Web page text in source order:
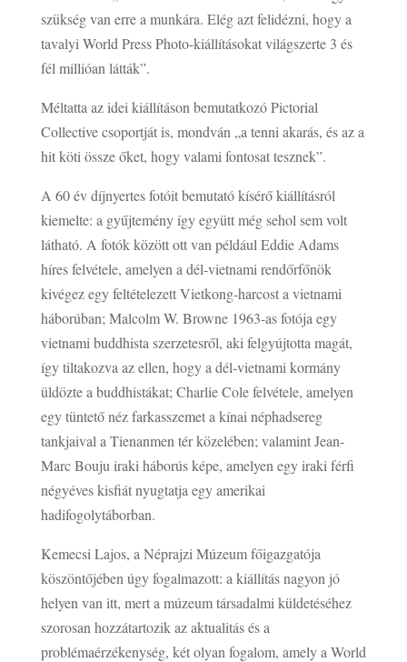
szükség van erre a munkára. Elég azt felidézni, hogy a
tavalyi World Press Photo-kiállításokat világszerte 3 és
fél millióan látták”.
Méltatta az idei kiállításon bemutatkozó Pictorial
Collective csoportját is, mondván „a tenni akarás, és az a
hit köti össze őket, hogy valami fontosat tesznek”.
A 60 év díjnyertes fotóit bemutató kísérő kiállításról
kiemelte: a gyűjtemény így együtt még sehol sem volt
látható. A fotók között ott van például Eddie Adams
híres felvétele, amelyen a dél-vietnami rendőrfőnök
kivégez egy feltételezett Vietkong-harcost a vietnami
háborúban; Malcolm W. Browne 1963-as fotója egy
vietnami buddhista szerzetesről, aki felgyújtotta magát,
így tiltakozva az ellen, hogy a dél-vietnami kormány
üldözte a buddhistákat; Charlie Cole felvétele, amelyen
egy tüntető néz farkasszemet a kínai néphadsereg
tankjaival a Tienanmen tér közelében; valamint Jean-
Marc Bouju iraki háborús képe, amelyen egy iraki férfi
négyéves kisfiát nyugtatja egy amerikai
hadifogolytáborban.
Kemecsi Lajos, a Néprajzi Múzeum főigazgatója
köszöntőjében úgy fogalmazott: a kiállítás nagyon jó
helyen van itt, mert a múzeum társadalmi küldetéséhez
szorosan hozzátartozik az aktualitás és a
problémaérzékenység, két olyan fogalom, amely a World